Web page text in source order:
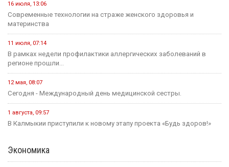
16 июля, 13:06
Современные технологии на страже женского здоровья и
материнства
11 июля, 07:14
В рамках недели профилактики аллергических заболеваний в
регионе прошли...
12 мая, 08:07
Сегодня - Международный день медицинской сестры.
1 августа, 09:57
В Калмыкии приступили к новому этапу проекта «Будь здоров!»
Экономика